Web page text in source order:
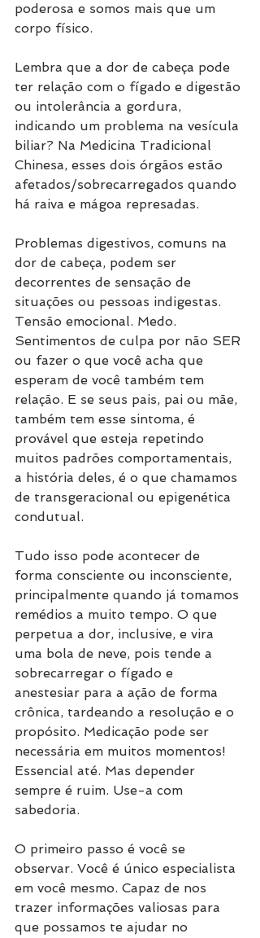
poderosa e somos mais que um
corpo físico.
Lembra que a dor de cabeça pode
ter relação com o fígado e digestão
ou intolerância a gordura,
indicando um problema na vesícula
biliar? Na Medicina Tradicional
Chinesa, esses dois órgãos estão
afetados/sobrecarregados quando
há raiva e mágoa represadas.
Problemas digestivos, comuns na
dor de cabeça, podem ser
decorrentes de sensação de
situações ou pessoas indigestas.
Tensão emocional. Medo.
Sentimentos de culpa por não SER
ou fazer o que você acha que
esperam de você também tem
relação. E se seus pais, pai ou mãe,
também tem esse sintoma, é
provável que esteja repetindo
muitos padrões comportamentais,
a história deles, é o que chamamos
de transgeracional ou epigenética
condutual.
Tudo isso pode acontecer de
forma consciente ou inconsciente,
principalmente quando já tomamos
remédios a muito tempo. O que
perpetua a dor, inclusive, e vira
uma bola de neve, pois tende a
sobrecarregar o fígado e
anestesiar para a ação de forma
crônica, tardeando a resolução e o
propósito. Medicação pode ser
necessária em muitos momentos!
Essencial até. Mas depender
sempre é ruim. Use-a com
sabedoria.
O primeiro passo é você se
observar. Você é único especialista
em você mesmo. Capaz de nos
trazer informações valiosas para
que possamos te ajudar no